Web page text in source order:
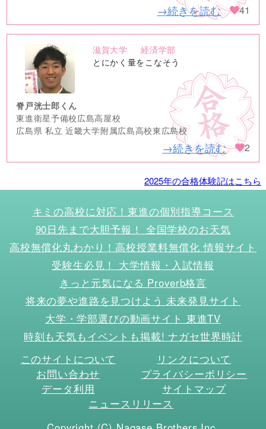
→続きを読む 41
no
image
滋賀大学
経済学部
とにかく量をこなそう
脊戸洸士郎くん
東進衛星予備校広島高屋校
広島県 私立 近畿大学附属広島高校東広島校
→続きを読む 2
2025年の合格体験記はこちら
キミの高校に対応！東進の個別指導コース
90日先まで大胆予報！ 全国学校のお天気
高校無償化丸わかり！高校授業料無償化 情報サイト
受験生必見！ 大学情報・入試情報
きっと元気になる Proverb格言
将来の夢や進路を見つけよう 未来発見サイト
大学・学部選びの動画サイト 東進TV
時刻も天気もイベントも掲載! ナガセ世界時計
このサイトについて
リンクについて
お問い合わせ
プライバシーポリシー
データ利用
サイトマップ
ニュースリリース